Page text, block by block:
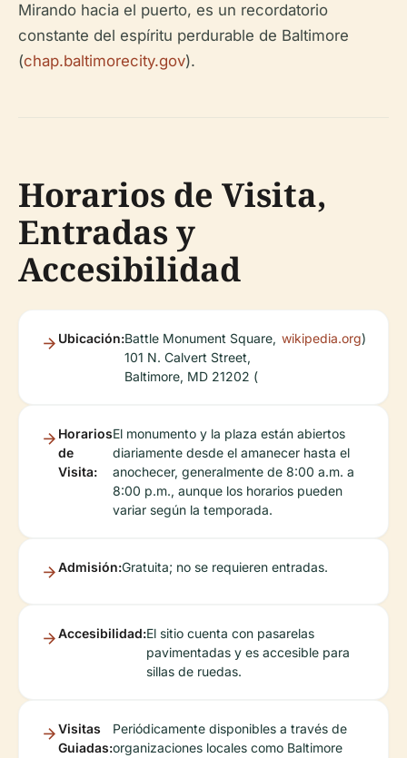
Mirando hacia el puerto, es un recordatorio
constante del espíritu perdurable de Baltimore
(chap.baltimorecity.gov).
Horarios de Visita,
Entradas y
Accesibilidad
Ubicación:Battle Monument Square,
101 N. Calvert Street,
Baltimore, MD 21202 (
wikipedia.org)
Horarios
de
Visita:
El monumento y la plaza están abiertos
diariamente desde el amanecer hasta el
anochecer, generalmente de 8:00 a.m. a
8:00 p.m., aunque los horarios pueden
variar según la temporada.
Admisión:Gratuita; no se requieren entradas.
Accesibilidad:El sitio cuenta con pasarelas
pavimentadas y es accesible para
sillas de ruedas.
Visitas
Guiadas:
Periódicamente disponibles a través de
organizaciones locales como Baltimore